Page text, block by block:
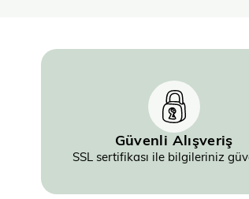
Güvenli Alışveriş
SSL sertifikası ile bilgileriniz